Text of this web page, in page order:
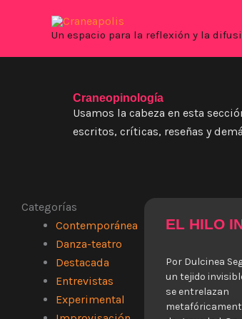
Un espacio para la reflexión y la
Craneopinología
Usamos la cabeza en esta
escritos, críticas, reseñas y
Categorías
Contemporánea
Danza-teatro
Destacada
Entrevistas
Experimental
EL HILO
Por Dulcinea
un tejido
se entrelazan